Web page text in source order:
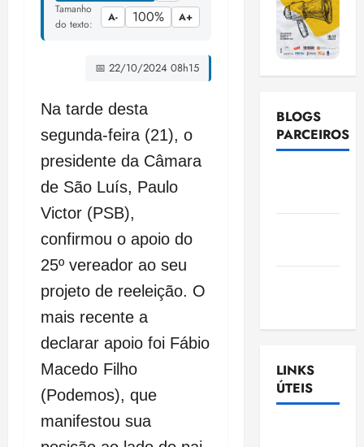
Tamanho
do texto:
A- 100% A+
📅 22/10/2024 08h15
Na tarde desta
segunda-feira (21), o
presidente da Câmara
de São Luís, Paulo
Victor (PSB),
confirmou o apoio do
25º vereador ao seu
projeto de reeleição. O
mais recente a
declarar apoio foi Fábio
Macedo Filho
(Podemos), que
manifestou sua
BLOGS
PARCEIROS
LINKS
ÚTEIS